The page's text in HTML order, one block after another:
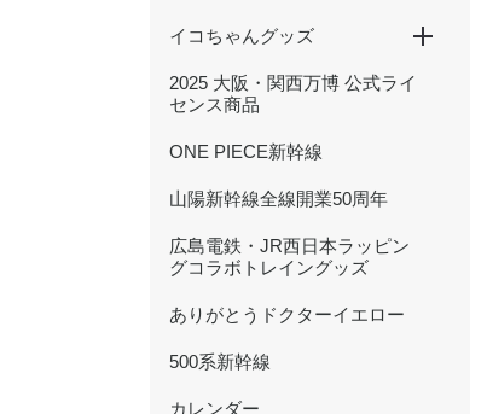
イコちゃんグッズ
ICOCA20周年記念グッズ
ぬいぐるみ
文具
ハンカチ・タオル
キーホルダー・アクセサリー
雑貨・日用品
バッグ・ポーチ
2025 大阪・関西万博 公式ライ
センス商品
ONE PIECE新幹線
山陽新幹線全線開業50周年
広島電鉄・JR西日本ラッピン
グコラボトレイングッズ
ありがとうドクターイエロー
500系新幹線
カレンダー